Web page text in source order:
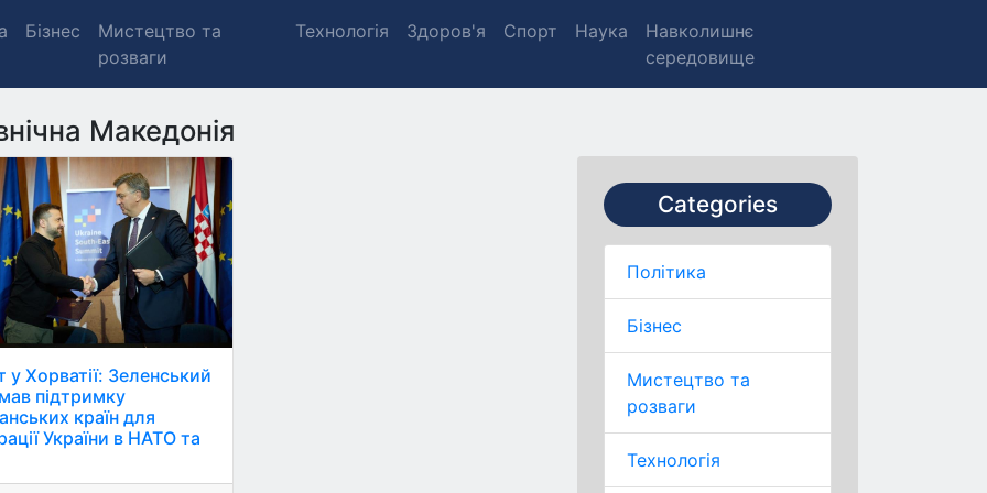
Бізнес
Мистецтво та
розваги
Технологія Здоров'я Спорт Наука
Навколишнє
середовище
Македонія
Categories
Політика
Бізнес
Мистецтво та
розваги
Технологія
у Хорватії: Зеленський
підтримку
країн для
України в НАТО та